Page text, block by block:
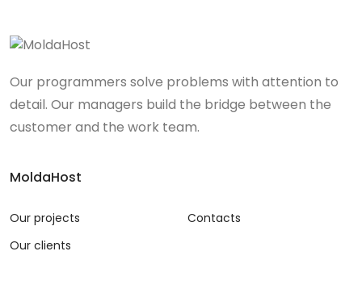
Our programmers solve problems with attention to
detail. Our managers build the bridge between the
customer and the work team.
MoldaHost
Our projects
Our clients
Contacts